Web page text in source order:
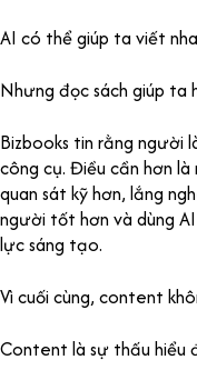
AI có thể giúp ta viết
Nhưng đọc sách giúp ta
Bizbooks tin rằng người
công cụ. Điều cần hơn là
quan sát kỹ hơn, lắng
người tốt hơn và dùng
lực sáng tạo.
Vì cuối cùng, content
Content là sự thấu hiểu